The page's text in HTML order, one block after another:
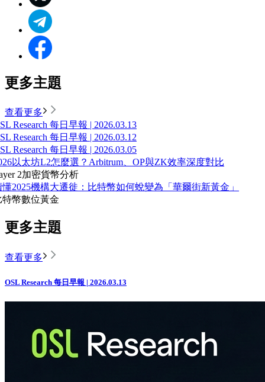
更多主題
查看更多
Research 每日早報 | 2026.03.13
Research 每日早報 | 2026.03.12
Research 每日早報 | 2026.03.05
以太坊L2怎麼選？Arbitrum、OP與ZK效率深度對比
2加密貨幣分析
懂2025機構大遷徙：比特幣如何蛻變為「華爾街新黃金」
特幣數位黃金
更多主題
查看更多
OSL Research 每日早報 | 2026.03.13